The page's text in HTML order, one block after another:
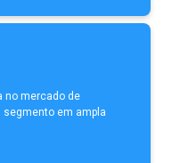
no mercado de
em ampla